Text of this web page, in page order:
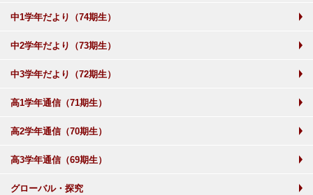
中1学年だより（74期生）
中2学年だより（73期生）
中3学年だより（72期生）
高1学年通信（71期生）
高2学年通信（70期生）
高3学年通信（69期生）
グローバル・探究